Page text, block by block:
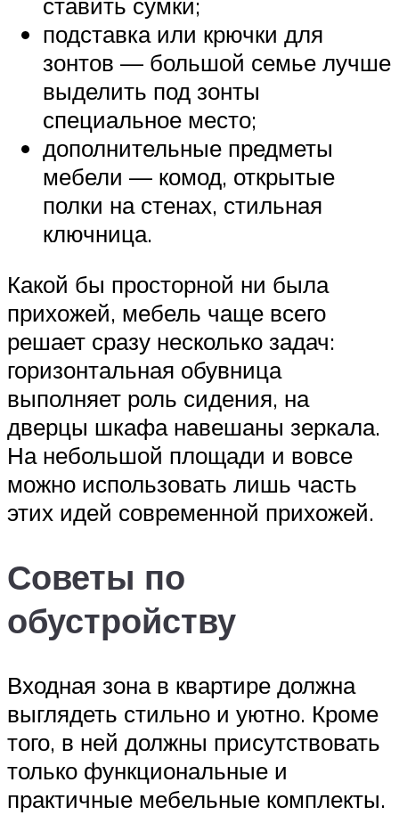
подставка или крючки для
зонтов — большой семье лучше
выделить под зонты
специальное место;
дополнительные предметы
мебели — комод, открытые
полки на стенах, стильная
ключница.
Какой бы просторной ни была
прихожей, мебель чаще всего
решает сразу несколько задач:
горизонтальная обувница
выполняет роль сидения, на
дверцы шкафа навешаны зеркала.
На небольшой площади и вовсе
можно использовать лишь часть
этих идей современной прихожей.
Советы по
обустройству
Входная зона в квартире должна
выглядеть стильно и уютно. Кроме
того, в ней должны присутствовать
только функциональные и
практичные мебельные комплекты.